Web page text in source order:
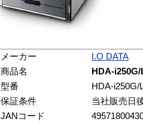
メーカー
I.O DATA
商品名
HDA-
型番
HDA-i250G/
保証条件
当社販売日
JANコード